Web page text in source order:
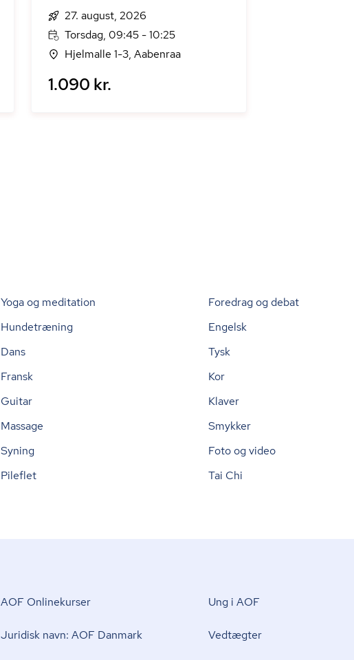
27. august, 2026
Torsdag, 09:45 - 10:25
Hjelmalle 1-3, Aabenraa
1.090 kr.
Yoga og meditation Foredrag og debat
Hundetræning Engelsk
Dans Tysk
Fransk Kor
Guitar Klaver
Massage Smykker
Syning Foto og video
Pileflet Tai Chi
AOF Onlinekurser
Juridisk navn: AOF Danmark
Ung i AOF
Vedtægter